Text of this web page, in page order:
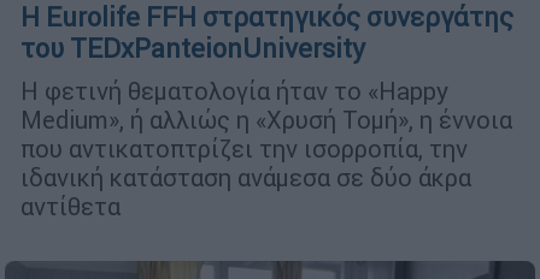
Η Eurolife FFH στρατηγικός συνεργάτης
του TEDxPanteionUniversity
Η φετινή θεματολογία ήταν το «Happy
Medium», ή αλλιώς η «Χρυσή Τομή», η έννοια
που αντικατοπτρίζει την ισορροπία, την
ιδανική κατάσταση ανάμεσα σε δύο άκρα
αντίθετα